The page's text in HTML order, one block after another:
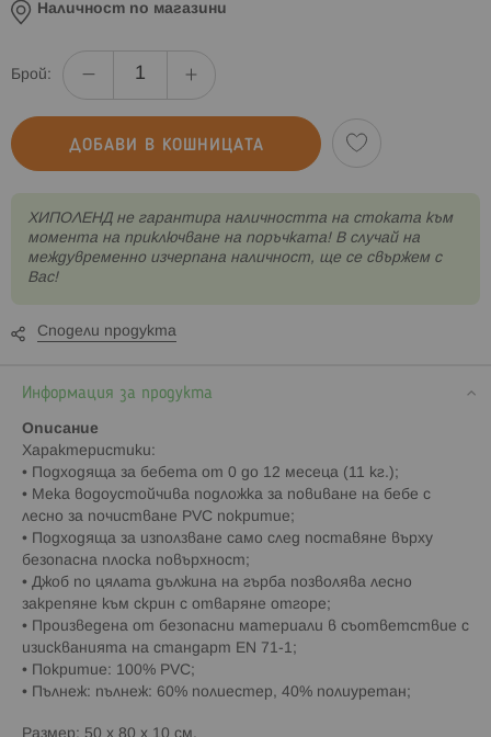
Наличност по магазини
Брой:
ДОБАВИ В КОШНИЦАТА
XИПОЛЕНД не гарантира наличността на стоката към
момента на приключване на поръчката! В случай на
междувременно изчерпана наличност, ще се свържем с
Вас!
Сподели продукта
Информация за продукта
Описание
Характеристики:
• Подходяща за бебета от 0 до 12 месеца (11 кг.);
• Мека водоустойчива подложка за повиване на бебе с
лесно за почистване PVC покритие;
• Подходяща за използване само след поставяне върху
безопасна плоска повърхност;
• Джоб по цялата дължина на гърба позволява лесно
закрепяне към скрин с отваряне отгоре;
• Произведена от безопасни материали в съответствие с
изискванията на стандарт EN 71-1;
• Покритие: 100% PVC;
• Пълнеж: пълнеж: 60% полиестер, 40% полиуретан;
Размер: 50 x 80 x 10 см.